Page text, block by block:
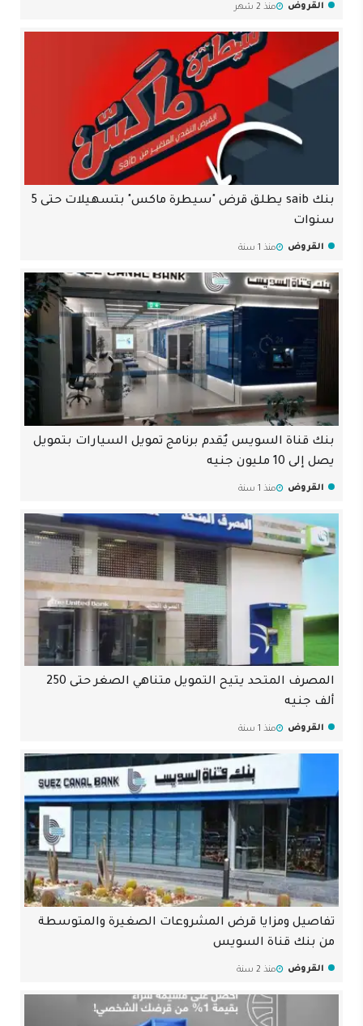
القروض منذ 2 شهر
بنك saib يطلق قرض "سيطرة ماكس" بتسهيلات حتى 5
سنوات
القروض منذ 1 سنة
بنك قناة السويس يٌقدم برنامج تمويل السيارات بتمويل
يصل إلى 10 مليون جنيه
القروض منذ 1 سنة
المصرف المتحد يتيح التمويل متناهي الصغر حتى 250
ألف جنيه
القروض منذ 1 سنة
تفاصيل ومزايا قرض المشروعات الصغيرة والمتوسطة
من بنك قناة السويس
القروض منذ 2 سنة